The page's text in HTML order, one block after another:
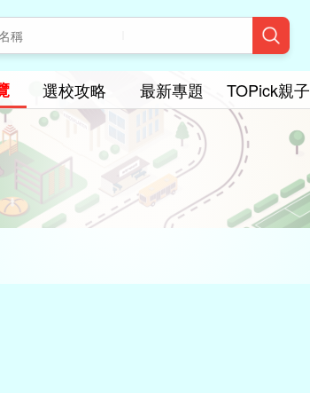
選校攻略 最新專題 TOPick親子